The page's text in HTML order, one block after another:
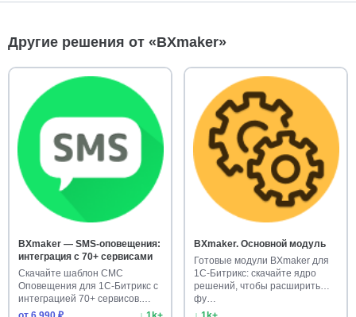
Другие решения от «BXmaker»
BXmaker — SMS-оповещения:
интеграция с 70+ сервисами
Скачайте шаблон СМС
Оповещения для 1С-Битрикс с
интеграцией 70+ сервисов.
Готово…
BXmaker. Основной модуль
Готовые модули BXmaker для
1С-Битрикс: скачайте ядро
решений, чтобы расширить
фу…